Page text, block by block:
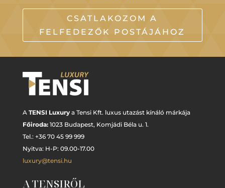
CSATLAKOZOM A
FELFEDEZŐK POSTÁJÁHOZ
A TENSI Luxurya Tensi Kft. luxus utazást kínáló márkája
Főiroda: 1023 Budapest, Komjádi Béla u. 1.
Tel.: +36 70 45 99 999
Nyitva: H-P: 09.00-17.00
luxury@tensi.hu
A TENSIRŐL